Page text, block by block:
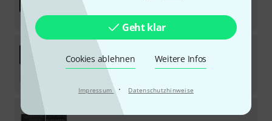
Geht klar
Cookies ablehnen Weitere Infos
Impressum · Datenschutzhinweise
Download-Lizenz
69€
Cherry Audio
Download-Lizenz
Cherry Audio